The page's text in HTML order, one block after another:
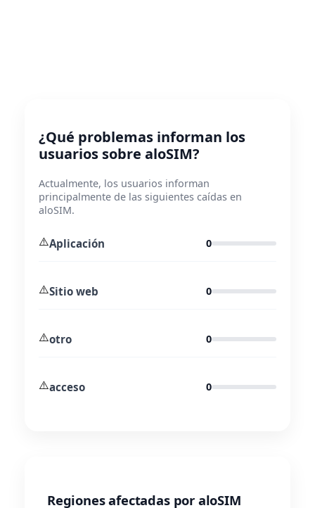
¿Qué problemas informan los
usuarios sobre aloSIM?
Actualmente, los usuarios informan
principalmente de las siguientes caídas en
aloSIM.
⚠️Aplicación 0
⚠️Sitio web 0
⚠️otro 0
⚠️acceso 0
Regiones afectadas por aloSIM